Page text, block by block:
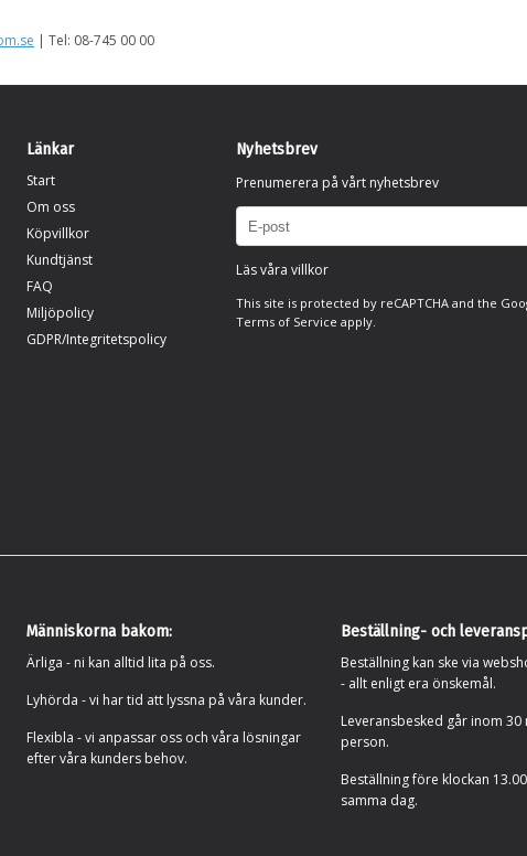
| Tel: 08-745 00 00
Länkar
Start
Om oss
Köpvillkor
Kundtjänst
FAQ
Miljöpolicy
GDPR/Integritetspolicy
Nyhetsbrev
Prenumerera på vårt nyhetsbrev
Läs våra villkor
This site is protected by reCAPTCHA and the
Terms of Service apply.
Människorna bakom:
Ärliga - ni kan alltid lita på oss.
Lyhörda - vi har tid att lyssna på våra kunder.
Flexibla - vi anpassar oss och våra lösningar
efter våra kunders behov.
Beställning- och
Beställning kan ske via
- allt enligt era önskemål.
Leveransbesked går inom
person.
Beställning före klockan
samma dag.